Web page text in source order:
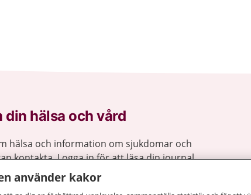
hälsa och vård
hälsa och information om sjukdomar och
kontakta. Logga in för att läsa din journal
Ring telefonnummer 1177 för
runt.
använder kakor